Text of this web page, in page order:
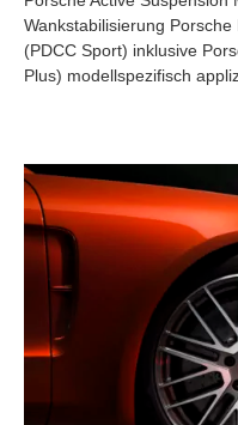
Wankstabilisierung
(PDCC Sport) inklusive
Plus) modellspezifisch